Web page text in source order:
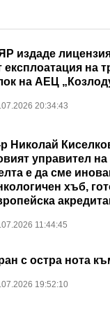
издаде
експлоатация на
на АЕЦ
20:34:43
Николай
управител
е да сме
хъб,
11:44:45
с остра нота
19:52:10